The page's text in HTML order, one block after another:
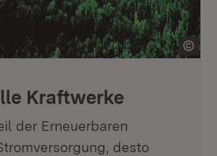
Kraftwerke
der Erneuerbaren
desto